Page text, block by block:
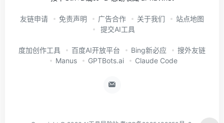
友链申请 免责声明 广告合作 关于我们
站点地图
提交AI工具
度加创作工具 百度AI开放平台 Bing新必应
搜外友链
Manus
GPTBots.ai Claude Code